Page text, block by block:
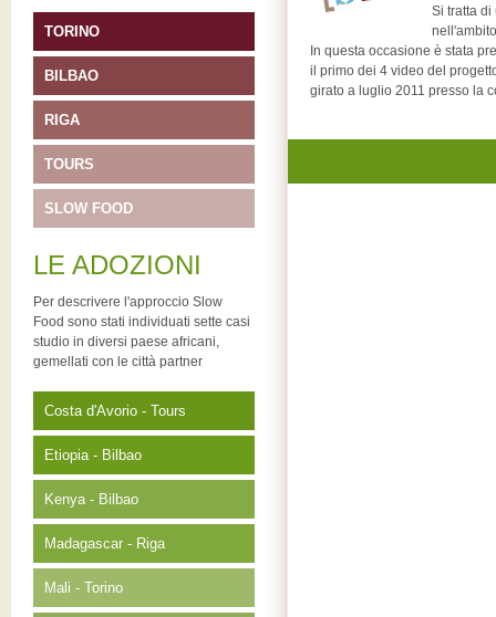
TORINO
BILBAO
RIGA
TOURS
SLOW FOOD
LE ADOZIONI
Per descrivere l'approccio Slow
Food sono stati individuati sette casi
studio in diversi paese africani,
gemellati con le città partner
Costa d'Avorio - Tours
Etiopia - Bilbao
Kenya - Bilbao
Madagascar - Riga
Mali - Torino
Si tratta
In questa occasione è stata
il primo dei 4 video del
girato a luglio 2011 presso la